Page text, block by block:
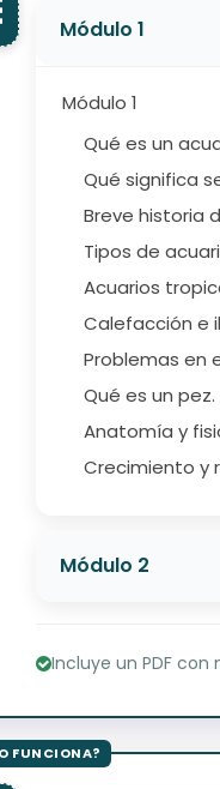
Módulo 1
Módulo 1
Qué es un
Qué significa
Breve historia
Tipos de
Acuarios
Calefacción e
Problemas en
Qué es un
Anatomía y
Crecimiento y
Módulo 2
Incluye un PDF